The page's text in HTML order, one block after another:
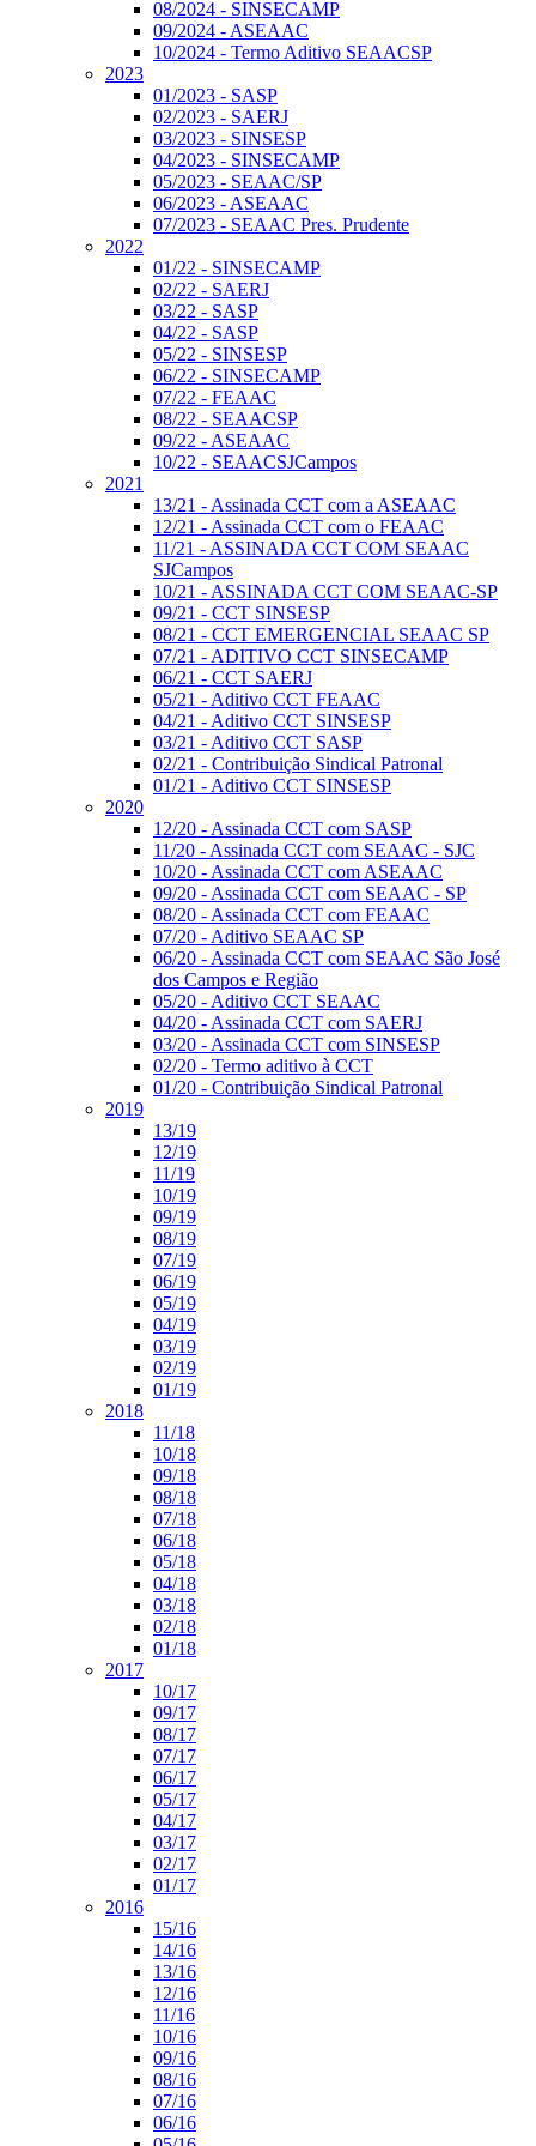
08/2024 - SINSECAMP
09/2024 - ASEAAC
10/2024 - Termo Aditivo SEAACSP
2023
01/2023 - SASP
02/2023 - SAERJ
03/2023 - SINSESP
04/2023 - SINSECAMP
05/2023 - SEAAC/SP
06/2023 - ASEAAC
07/2023 - SEAAC Pres. Prudente
2022
01/22 - SINSECAMP
02/22 - SAERJ
03/22 - SASP
04/22 - SASP
05/22 - SINSESP
06/22 - SINSECAMP
07/22 - FEAAC
08/22 - SEAACSP
09/22 - ASEAAC
10/22 - SEAACSJCampos
2021
13/21 - Assinada CCT com a ASEAAC
12/21 - Assinada CCT com o FEAAC
11/21 - ASSINADA CCT COM SEAAC
SJCampos
10/21 - ASSINADA CCT COM SEAAC-SP
09/21 - CCT SINSESP
08/21 - CCT EMERGENCIAL SEAAC SP
07/21 - ADITIVO CCT SINSECAMP
06/21 - CCT SAERJ
05/21 - Aditivo CCT FEAAC
04/21 - Aditivo CCT SINSESP
03/21 - Aditivo CCT SASP
02/21 - Contribuição Sindical Patronal
01/21 - Aditivo CCT SINSESP
2020
12/20 - Assinada CCT com SASP
11/20 - Assinada CCT com SEAAC - SJC
10/20 - Assinada CCT com ASEAAC
09/20 - Assinada CCT com SEAAC - SP
08/20 - Assinada CCT com FEAAC
07/20 - Aditivo SEAAC SP
06/20 - Assinada CCT com SEAAC São José
dos Campos e Região
05/20 - Aditivo CCT SEAAC
04/20 - Assinada CCT com SAERJ
03/20 - Assinada CCT com SINSESP
02/20 - Termo aditivo à CCT
01/20 - Contribuição Sindical Patronal
2019
13/19
12/19
11/19
10/19
09/19
08/19
07/19
06/19
05/19
04/19
03/19
02/19
01/19
2018
11/18
10/18
09/18
08/18
07/18
06/18
05/18
04/18
03/18
02/18
01/18
2017
10/17
09/17
08/17
07/17
06/17
05/17
04/17
03/17
02/17
01/17
2016
15/16
14/16
13/16
12/16
11/16
10/16
09/16
08/16
07/16
06/16